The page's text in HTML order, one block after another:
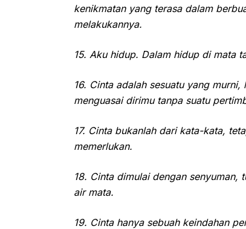
kenikmatan yang terasa dalam
melakukannya.
15. Aku hidup. Dalam hidup di mata
16. Cinta adalah sesuatu yang
menguasai dirimu tanpa suatu
17. Cinta bukanlah dari kata-kata,
memerlukan.
18. Cinta dimulai dengan
air mata.
19. Cinta hanya sebuah keindahan